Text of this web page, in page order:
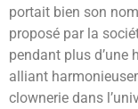
portait bien son
proposé par la
pendant plus d’une
alliant
clownerie dans